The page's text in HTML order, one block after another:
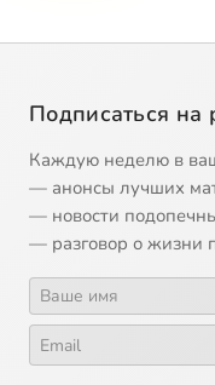
Подписаться на
Каждую неделю в
— анонсы лучших
— новости
— разговор о жизни